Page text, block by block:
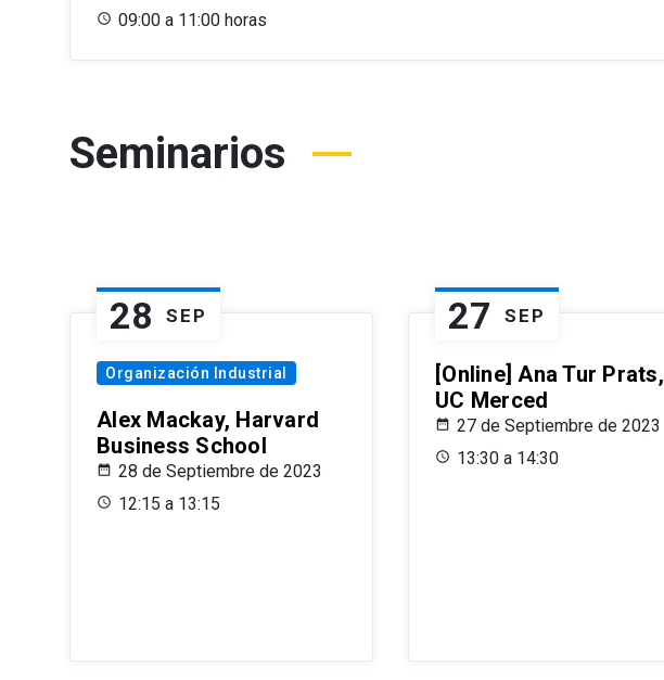
09:00 a 11:00 horas
Seminarios
28 SEP
Organización Industrial
Alex Mackay, Harvard
Business School
28 de Septiembre de 2023
12:15 a 13:15
27 SEP
[Online] Ana Tur Prats,
UC Merced
27 de Septiembre de 2023
13:30 a 14:30